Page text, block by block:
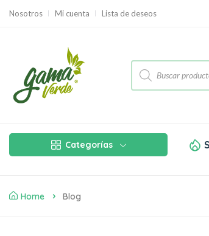
Nosotros Mi cuenta Lista de deseos
Categorías
Home Blog